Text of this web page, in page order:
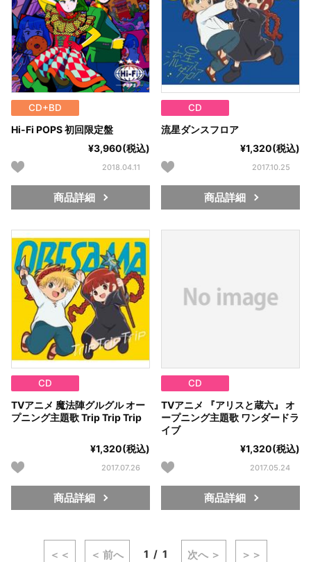
CD+BD
Hi-Fi POPS 初回限定盤
¥3,960(税込)
2018.04.11
商品詳細
CD
流星ダンスフロア
¥1,320(税込)
2017.10.25
商品詳細
CD
TVアニメ 魔法陣グルグル オー
プニング主題歌 Trip Trip Trip
¥1,320(税込)
2017.07.26
商品詳細
CD
TVアニメ 『アリスと蔵六』 オ
ープニング主題歌 ワンダードラ
イブ
¥1,320(税込)
2017.05.24
商品詳細
＜＜ ＜ 前へ 1 1 次へ ＞ ＞＞